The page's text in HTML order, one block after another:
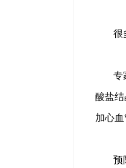
很
专
酸盐
加心
预